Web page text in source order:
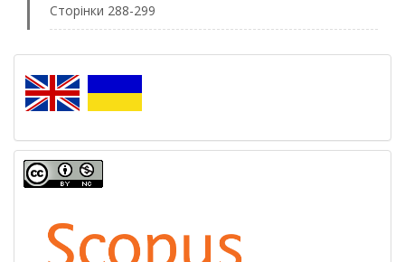
Сторінки 288-299